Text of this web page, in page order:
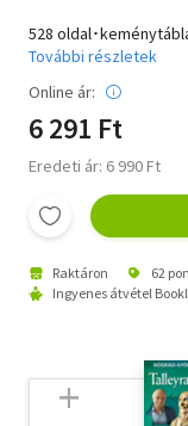
528 oldal･
További részletek
Online ár:
6 291 Ft
Eredeti ár: 6 990 Ft
Raktáron 62
Ingyenes átvétel